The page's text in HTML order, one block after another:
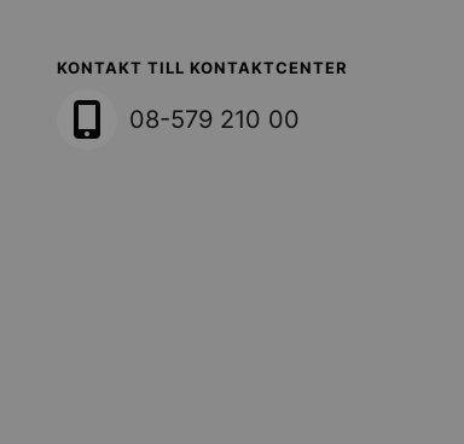
Sollentuna Kommun
KONTAKT TILL KONTAKTCENTER
08-579 210 00